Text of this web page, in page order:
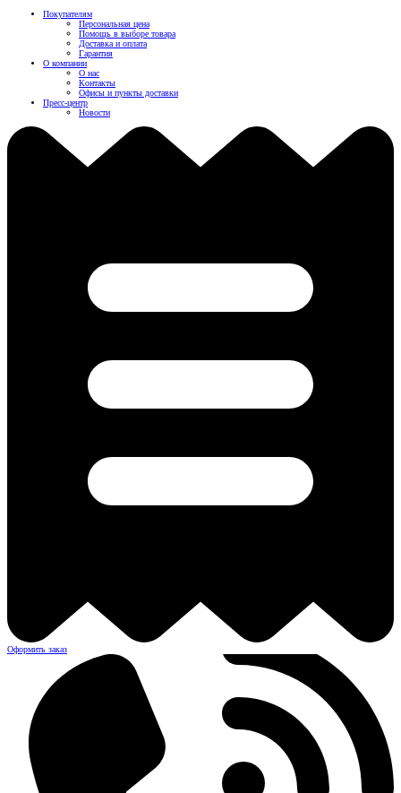
Покупателям
Персональная цена
Помощь в выборе товара
Доставка и оплата
Гарантия
О компании
О нас
Контакты
Офисы и пункты доставки
Пресс-центр
Новости
Оформить заказ